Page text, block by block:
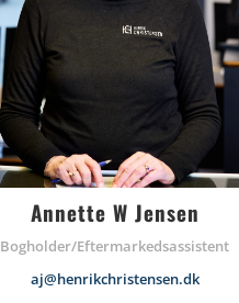
Annette W Jensen
Bogholder/Eftermarkedsassistent
aj@henrikchristensen.dk